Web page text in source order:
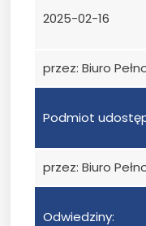
2025-02-16
przez: Biuro
Podmiot
przez: Biuro
Odwiedziny: